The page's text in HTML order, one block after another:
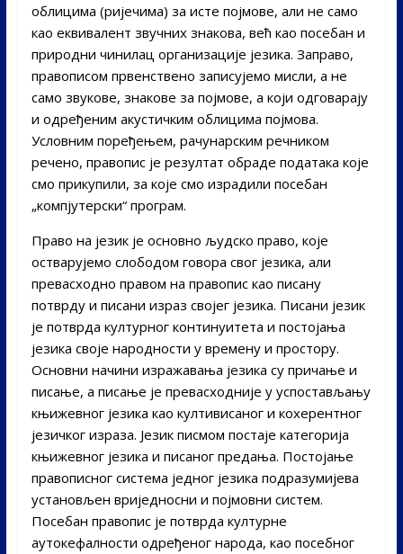
облицима (ријечима) за исте појмове, али не само
као еквивалент звучних знакова, већ као посебан и
природни чинилац организације језика. Заправо,
правописом првенствено записујемо мисли, а не
само звукове, знакове за појмове, а који одговарају
и одређеним акустичким облицима појмова.
Условним поређењем, рачунарским речником
речено, правопис је резултат обраде података које
смо прикупили, за које смо израдили посебан
„компјутерски“ програм.
Право на језик је основно људско право, које
остварујемо слободом говора свог језика, али
превасходно правом на правопис као писану
потврду и писани израз својег језика. Писани језик
је потврда културног континуитета и постојања
језика своје народности у времену и простору.
Основни начини изражавања језика су причање и
писање, а писање је превасходније у успостављању
књижевног језика као култивисаног и кохерентног
језичког израза. Језик писмом постаје категорија
књижевног језика и писаног предања. Постојање
правописног система једног језика подразумијева
установљен вриједносни и појмовни систем.
Посебан правопис је потврда културне
аутокефалности одређеног народа, као посебног